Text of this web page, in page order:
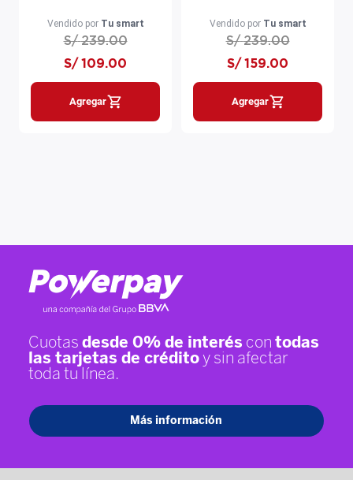
Vendido por Tu smart
S/ 239.00
S/ 109.00
Agregar
Vendido por Tu smart
S/ 239.00
S/ 159.00
Agregar